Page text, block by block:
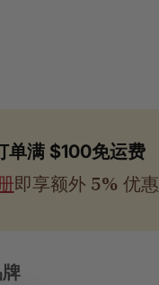
单满 $100免运费
即享额外 5% 优惠